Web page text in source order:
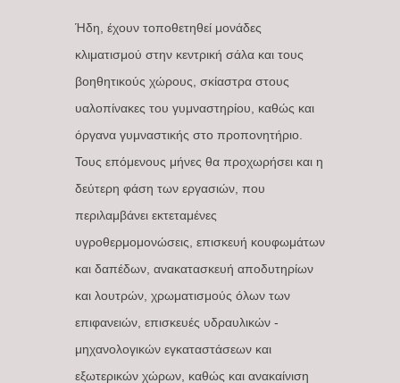
Ήδη, έχουν τοποθετηθεί μονάδες
κλιματισμού στην κεντρική σάλα και τους
βοηθητικούς χώρους, σκίαστρα στους
υαλοπίνακες του γυμναστηρίου, καθώς και
όργανα γυμναστικής στο προπονητήριο.
Τους επόμενους μήνες θα προχωρήσει και η
δεύτερη φάση των εργασιών, που
περιλαμβάνει εκτεταμένες
υγροθερμομονώσεις, επισκευή κουφωμάτων
και δαπέδων, ανακατασκευή αποδυτηρίων
και λουτρών, χρωματισμούς όλων των
επιφανειών, επισκευές υδραυλικών -
μηχανολογικών εγκαταστάσεων και
εξωτερικών χώρων, καθώς και ανακαίνιση